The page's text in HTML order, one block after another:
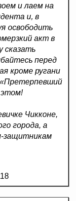
и лаем на
и, в
освободить
акт в
сказать
перед
кроме ругани
этом!
Чикконе,
города, а
защитникам